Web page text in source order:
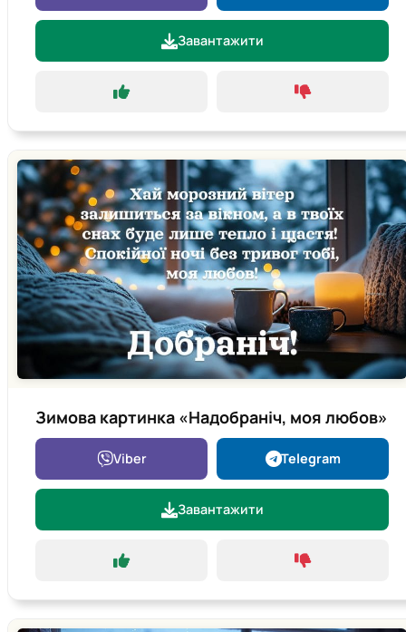
Завантажити
Зимова картинка «Надобраніч, моя любов»
Viber Telegram
Завантажити